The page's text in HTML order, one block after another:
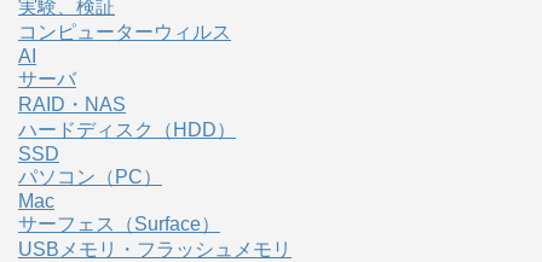
実験、検証
コンピューターウィルス
AI
サーバ
RAID・NAS
ハードディスク（HDD）
SSD
パソコン（PC）
Mac
サーフェス（Surface）
USBメモリ・フラッシュメモリ